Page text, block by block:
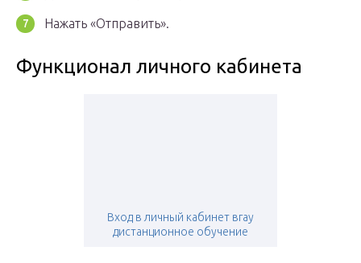
Нажать «Отправить».
Функционал личного кабинета
Вход в личный кабинет вгау
дистанционное обучение